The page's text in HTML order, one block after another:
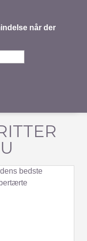
når der